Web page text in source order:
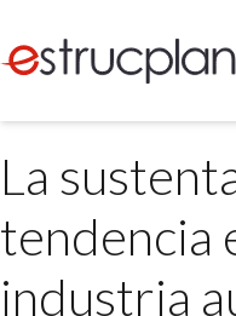
SERVICIOS
Medio Ambiente
Legislación
INGRESAR
Portal de Clientes
La
tendencia
industria